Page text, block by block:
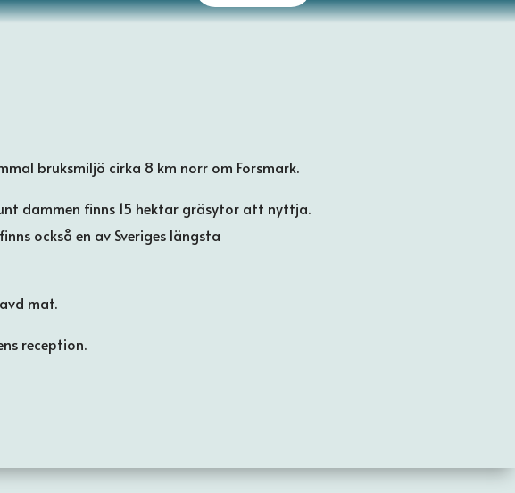
bruksmiljö cirka 8 km norr om Forsmark.
dammen finns 15 hektar gräsytor att nyttja.
också en av Sveriges längsta
mat.
reception.